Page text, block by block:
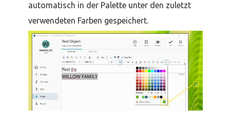
automatisch in der Palette unter den zuletzt
verwendeten Farben gespeichert.